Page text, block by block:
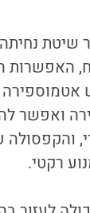
שיטת
האפשרות
ואפשר
רקטי.